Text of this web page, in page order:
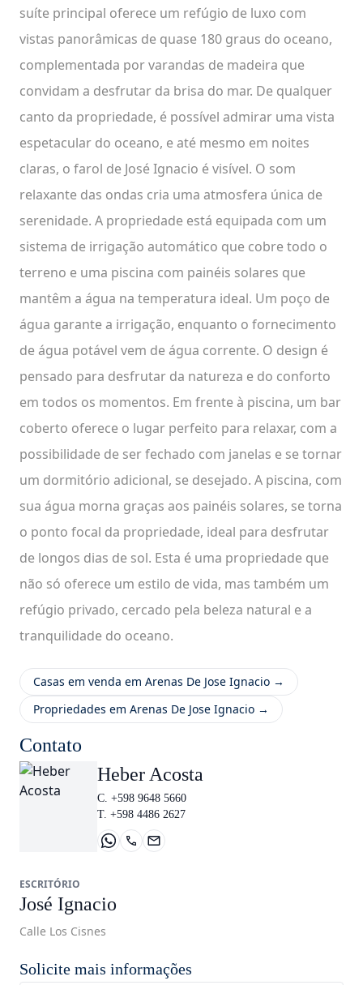
suíte principal oferece um refúgio de luxo com
vistas panorâmicas de quase 180 graus do oceano,
complementada por varandas de madeira que
convidam a desfrutar da brisa do mar. De qualquer
canto da propriedade, é possível admirar uma vista
espetacular do oceano, e até mesmo em noites
claras, o farol de José Ignacio é visível. O som
relaxante das ondas cria uma atmosfera única de
serenidade. A propriedade está equipada com um
sistema de irrigação automático que cobre todo o
terreno e uma piscina com painéis solares que
mantêm a água na temperatura ideal. Um poço de
água garante a irrigação, enquanto o fornecimento
de água potável vem de água corrente. O design é
pensado para desfrutar da natureza e do conforto
em todos os momentos. Em frente à piscina, um bar
coberto oferece o lugar perfeito para relaxar, com a
possibilidade de ser fechado com janelas e se tornar
um dormitório adicional, se desejado. A piscina, com
sua água morna graças aos painéis solares, se torna
o ponto focal da propriedade, ideal para desfrutar
de longos dias de sol. Esta é uma propriedade que
não só oferece um estilo de vida, mas também um
refúgio privado, cercado pela beleza natural e a
tranquilidade do oceano.
Casas em venda em Arenas De Jose Ignacio →
Propriedades em Arenas De Jose Ignacio →
Contato
Heber Acosta
C. +598 9648 5660
T. +598 4486 2627
ESCRITÓRIO
José Ignacio
Calle Los Cisnes
Solicite mais informações